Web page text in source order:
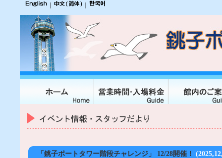
「銚子ポートタワー階段チャレンジ」 12/28開催！